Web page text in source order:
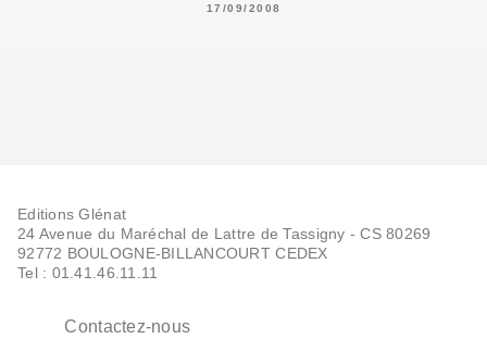
17/09/2008
Editions Glénat
24 Avenue du Maréchal de Lattre de Tassigny - CS 80269
92772 BOULOGNE-BILLANCOURT CEDEX
Tel : 01.41.46.11.11
Contactez-nous